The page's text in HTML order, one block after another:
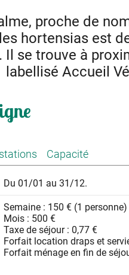
proche de
hortensias est
Il se trouve à
labellisé Accueil
village. Entrée
(cinéma, lac de pêche,
Capacité
Du 01/01 au 31/12.
Semaine : 150 € (1 personne)
Mois : 500 €
Taxe de séjour : 0,77 €
Forfait location draps et
Forfait ménage en fin de